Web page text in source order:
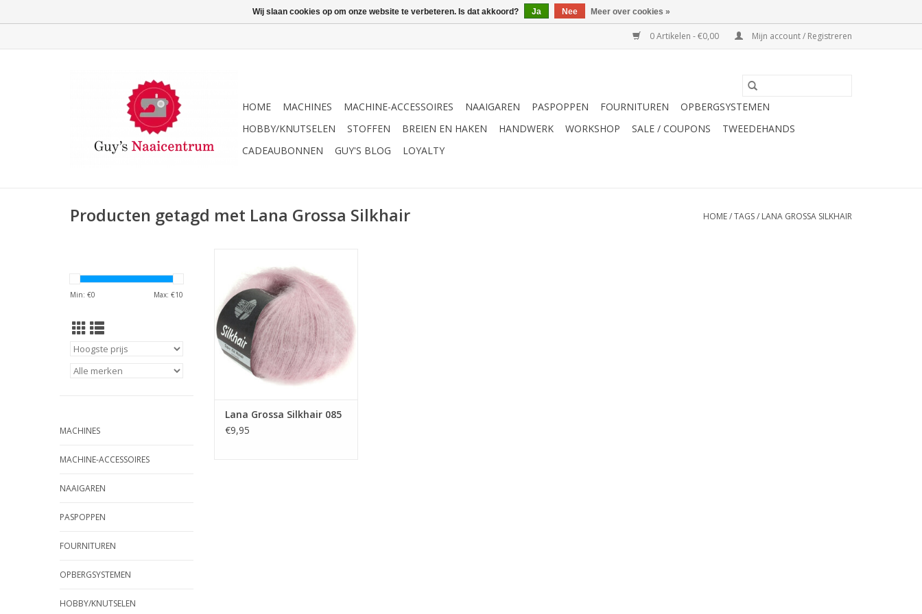
0 Artikelen - €0,00 Mijn account / Registreren
HOME MACHINES MACHINE-ACCESSOIRES NAAIGAREN PASPOPPEN FOURNITUREN
OPBERGSYSTEMEN
HOBBY/KNUTSELEN
STOFFEN BREIEN EN HAKEN HANDWERK WORKSHOP SALE / COUPONS
TWEEDEHANDS
CADEAUBONNEN
GUY'S BLOG LOYALTY
Producten getagd met Lana Grossa Silkhair HOME/TAGS/ LANA GROSSA SILKHAIR
Min: €0 Max: €10
MACHINES
MACHINE-ACCESSOIRES
NAAIGAREN
PASPOPPEN
FOURNITUREN
OPBERGSYSTEMEN
HOBBY/KNUTSELEN
TOEVOEGEN AAN WINKELWAGEN
Lana Grossa Silkhair 085
€9,95
Wij slaan cookies op om onze website te verbeteren. Is dat akkoord? Ja Nee Meer over cookies »